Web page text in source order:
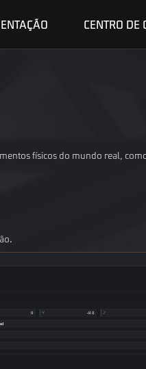
CENTRO DE
físicos do mundo real,